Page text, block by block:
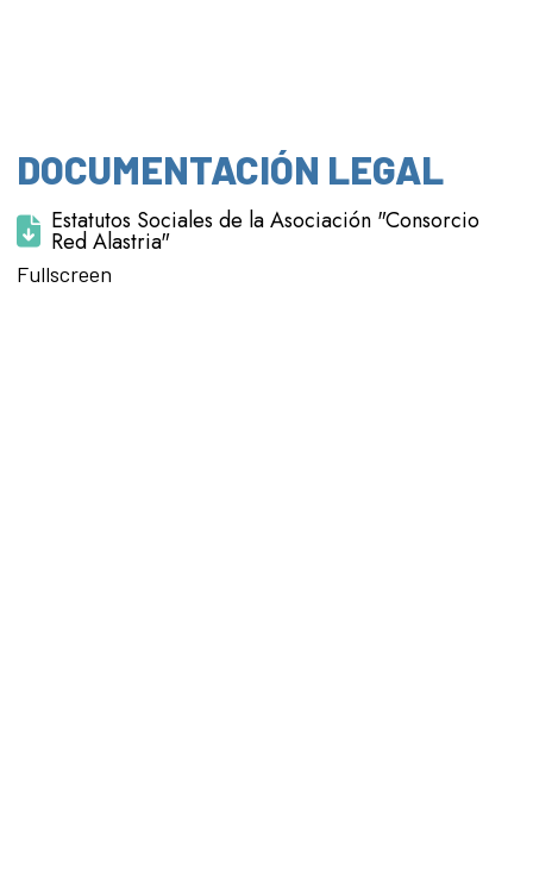
DOCUMENTACIÓN LEGAL
Estatutos Sociales de la Asociación "Consorcio
Red Alastria"
Fullscreen
Saltar al
contenido